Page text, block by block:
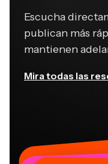
Escucha
publican más
mantienen
Mira todas las